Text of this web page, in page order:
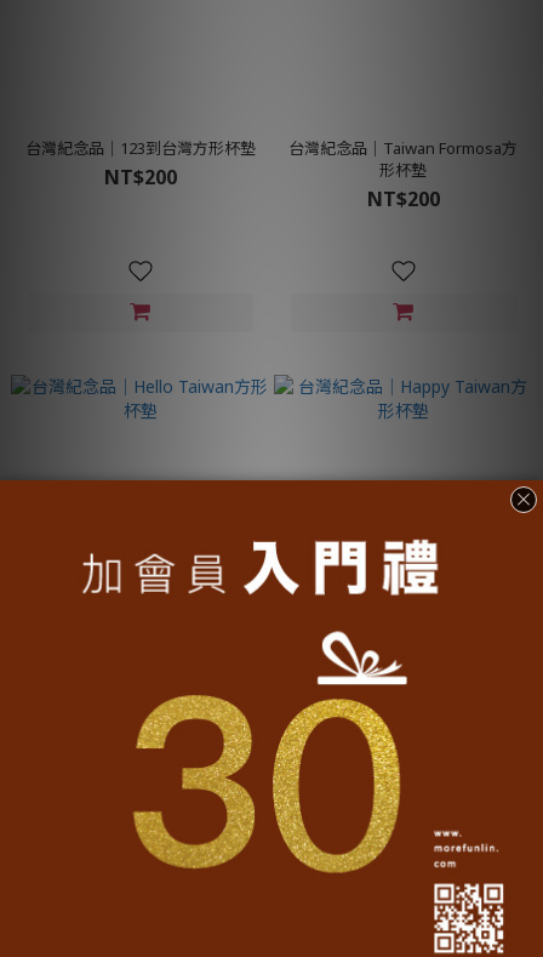
台灣紀念品│123到台灣方形杯墊
NT$200
台灣紀念品│Taiwan Formosa方
形杯墊
NT$200
NT$200
台灣紀念品│Happy Taiwan方形
杯墊
NT$200